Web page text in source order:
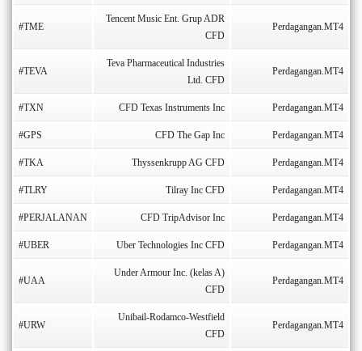
#TME
Tencent Music Ent. Grup ADR
CFD
Perdagangan.MT4
#TEVA
Teva Pharmaceutical Industries
Ltd. CFD
Perdagangan.MT4
#TXN CFD Texas Instruments Inc Perdagangan.MT4
#GPS CFD The Gap Inc Perdagangan.MT4
#TKA Thyssenkrupp AG CFD Perdagangan.MT4
#TLRY Tilray Inc CFD Perdagangan.MT4
#PERJALANAN CFD TripAdvisor Inc Perdagangan.MT4
#UBER Uber Technologies Inc CFD Perdagangan.MT4
#UAA
Under Armour Inc. (kelas A)
CFD
Perdagangan.MT4
#URW
Unibail-Rodamco-Westfield
CFD
Perdagangan.MT4